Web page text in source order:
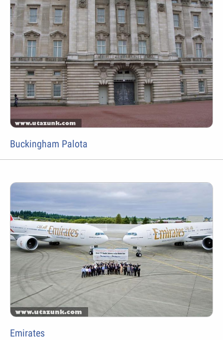
Buckingham Palota
Emirates